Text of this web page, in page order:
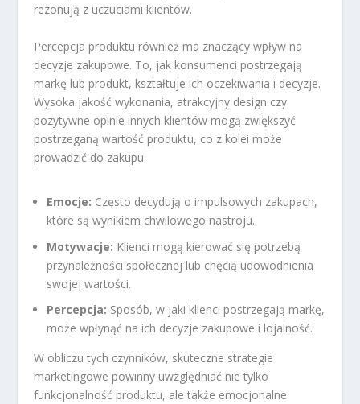
rezonują z uczuciami klientów.
Percepcja produktu również ma znaczący wpływ na
decyzje zakupowe. To, jak konsumenci postrzegają
markę lub produkt, kształtuje ich oczekiwania i decyzje.
Wysoka jakość wykonania, atrakcyjny design czy
pozytywne opinie innych klientów mogą zwiększyć
postrzeganą wartość produktu, co z kolei może
prowadzić do zakupu.
Emocje: Często decydują o impulsowych zakupach,
które są wynikiem chwilowego nastroju.
Motywacje: Klienci mogą kierować się potrzebą
przynależności społecznej lub chęcią udowodnienia
swojej wartości.
Percepcja: Sposób, w jaki klienci postrzegają markę,
może wpłynąć na ich decyzje zakupowe i lojalność.
W obliczu tych czynników, skuteczne strategie
marketingowe powinny uwzględniać nie tylko
funkcjonalność produktu, ale także emocjonalne